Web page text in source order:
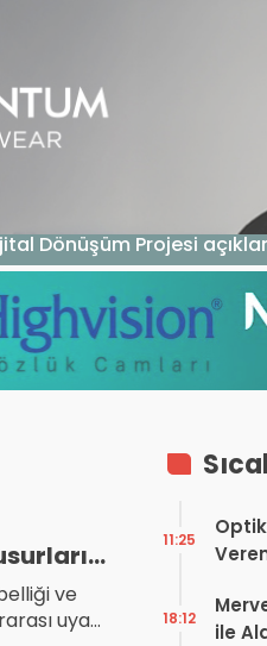
Dönüşüm Projesi
ve
uyarı
11:25
ile
18:12